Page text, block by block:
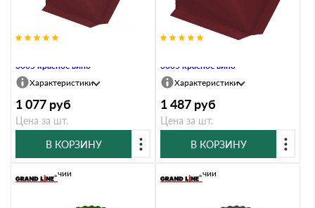
3005 красное вино
Характеристики
1 077 руб
Цена за шт.
В КОРЗИНУ
3005 красное вино
Характеристики
1 487 руб
Цена за шт.
В КОРЗИНУ
В наличии В наличии